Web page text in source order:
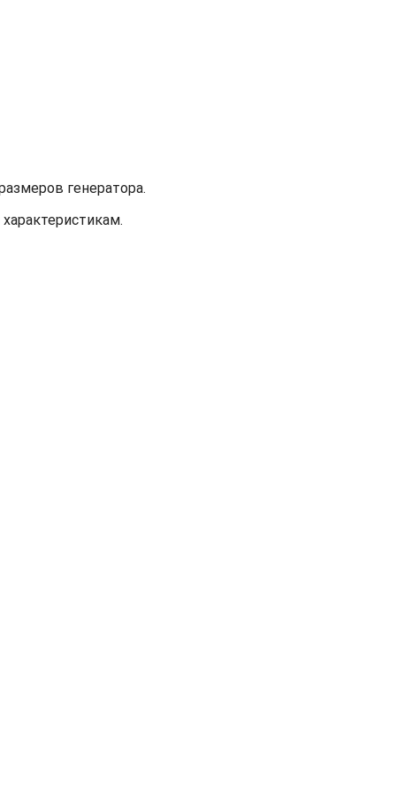
генератора.